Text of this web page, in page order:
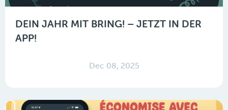
DEIN JAHR MIT BRING! – JETZT IN DER
APP!
Dec 08, 2025